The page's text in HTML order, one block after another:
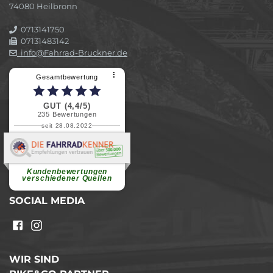
74080 Heilbronn
0713141750
07131483142
info@Fahrrad-Bruckner.de
Gesamtbewertung ⠇
GUT (4,4/5)
235 Bewertungen
seit 28.08.2022
Kundenbewertungen
verschiedener Quellen
Elvira B.
Superschnelle und freundliche
weiterlesen
SOCIAL MEDIA
WIR SIND